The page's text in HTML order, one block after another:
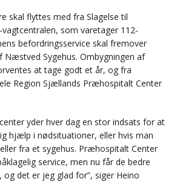
skal flyttes med fra Slagelse til
som varetager 112-
befordringsservice skal fremover
Sygehus. Ombygningen af
at tage godt et år, og fra
Region Sjællands Præhospitalt Center
yder hver dag en stor indsats for at
hjælp i nødsituationer, eller hvis man
fra et sygehus. Præhospitalt Center
service, men nu får de bedre
det er jeg glad for”, siger Heino